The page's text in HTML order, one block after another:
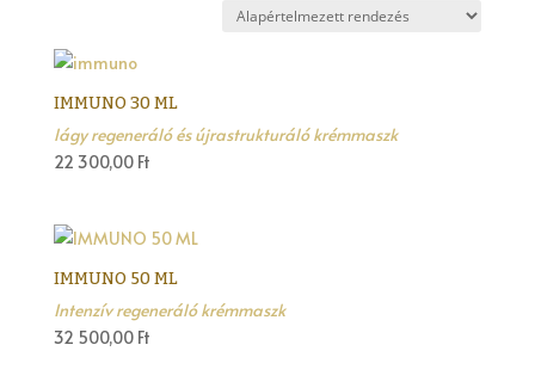
IMMUNO 30 ML
lágy regeneráló és újrastrukturáló krémmaszk
22 300,00 Ft
IMMUNO 50 ML
Intenzív regeneráló krémmaszk
32 500,00 Ft